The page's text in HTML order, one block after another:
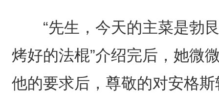
“先生，今天的主菜是勃艮
烤好的法棍”介绍完后，她微
他的要求后，尊敬的对安格